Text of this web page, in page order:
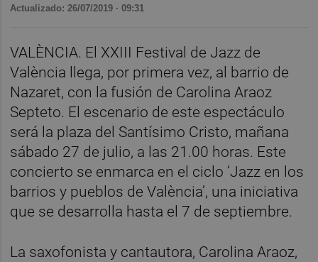
Actualizado: 26/07/2019 · 09:31
VALÈNCIA. El XXIII Festival de Jazz de
València llega, por primera vez, al barrio de
Nazaret, con la fusión de Carolina Araoz
Septeto. El escenario de este espectáculo
será la plaza del Santísimo Cristo, mañana
sábado 27 de julio, a las 21.00 horas. Este
concierto se enmarca en el ciclo ‘Jazz en los
barrios y pueblos de València’, una iniciativa
que se desarrolla hasta el 7 de septiembre.
La saxofonista y cantautora, Carolina Araoz,